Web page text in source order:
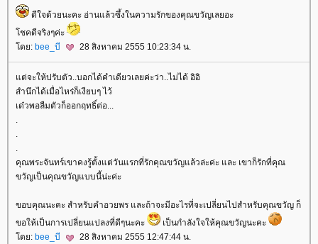
ดีใจด้วยนะคะ อ่านแล้วซึ้งในความรักของคุณขวัญเลยอะ
ชคดีจริงๆค่ะ
ดย: bee_บี 28 สิงหาคม 2555 10:23:34 น.
ต่จะให้ปรับตัว..บอกได้คำเดียวเลยค่ะว่า..ไม่ได้ อิอิ
สำนึกได้เมื่อไหร่ก็เงียบๆ ไว้
เด๋วพอลืมตัวก็ออกฤทธิ์ต่อ...
.
.
.
คุณพระจันทร์เขาคงรู้ตั้งแต่วันแรกที่รักคุณขวัญแล้วล่ะค่ะ และ เขาก็รักที่คุณ
ขวัญเป็นคุณขวัญแบบนี้น่ะค่ะ
ขอบคุณนะคะ สำหรับคำอวยพร และถ้าจะมีอะไรที่จะเปลี่ยนไปสำหรับคุณขวัญ ก็
ขอให้เป็นการเปลี่ยนแปลงที่ดีๆนะคะ
เป็นกำลังใจให้คุณขวัญนะคะ
ดย: bee_บี 28 สิงหาคม 2555 12:47:44 น.